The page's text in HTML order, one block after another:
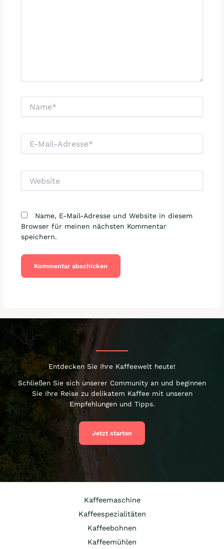
Mail-
Name, E-Mail-Adresse und Website in diesem
Browser für meinen nächsten Kommentar
speichern.
Entdecken Sie Ihre Kaffeewelt heute!
Schließen Sie sich unserer Community an und beginnen
Sie Ihre Reise zu delikatem Kaffee mit unseren
Empfehlungen und Tipps.
Jetzt starten
Kaffeemaschine
Kaffeespezialitäten
Kaffeebohnen
Kaffeemühlen